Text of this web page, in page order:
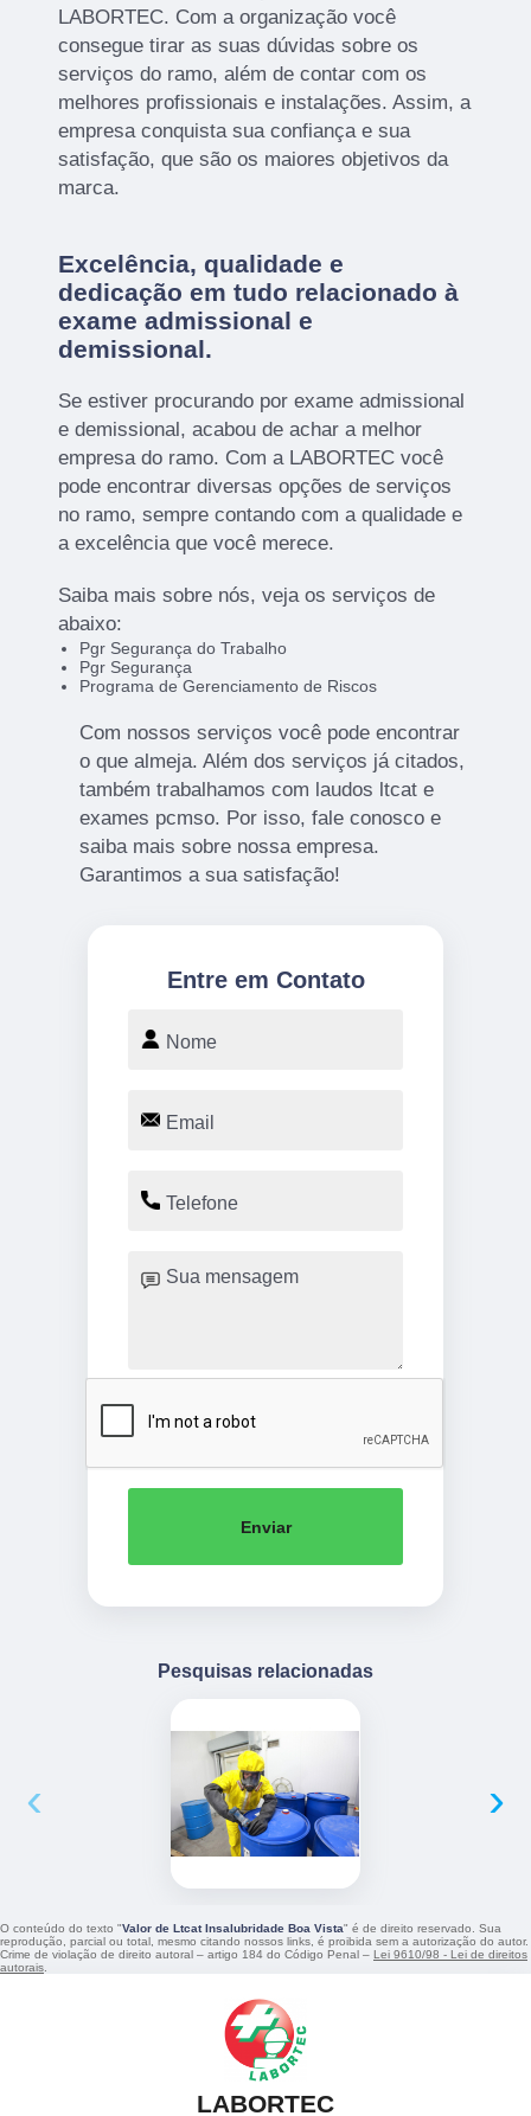
LABORTEC. Com a organização você
consegue tirar as suas dúvidas sobre os
serviços do ramo, além de contar com os
melhores profissionais e instalações. Assim, a
empresa conquista sua confiança e sua
satisfação, que são os maiores objetivos da
marca.
Excelência, qualidade e
dedicação em tudo relacionado à
exame admissional e
demissional.
Se estiver procurando por exame admissional
e demissional, acabou de achar a melhor
empresa do ramo. Com a LABORTEC você
pode encontrar diversas opções de serviços
no ramo, sempre contando com a qualidade e
a excelência que você merece.
Saiba mais sobre nós, veja os serviços de
abaixo:
Pgr Segurança do Trabalho
Pgr Segurança
Programa de Gerenciamento de Riscos
Com nossos serviços você pode encontrar
o que almeja. Além dos serviços já citados,
também trabalhamos com laudos ltcat e
exames pcmso. Por isso, fale conosco e
saiba mais sobre nossa empresa.
Garantimos a sua satisfação!
Entre em Contato
Enviar
Pesquisas relacionadas
‹ ›
O conteúdo do texto "Valor de Ltcat Insalubridade Boa Vista" é de direito reservado. Sua
reprodução, parcial ou total, mesmo citando nossos links, é proibida sem a autorização do autor.
Crime de violação de direito autoral – artigo 184 do Código Penal – Lei 9610/98 - Lei de direitos
autorais
LABORTEC